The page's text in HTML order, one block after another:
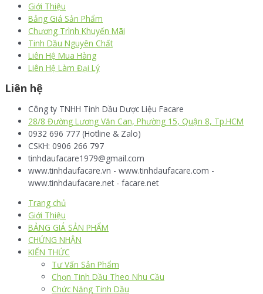
Giới Thiệu
Bảng Giá Sản Phẩm
Chương Trình Khuyến Mãi
Tinh Dầu Nguyên Chất
Liên Hệ Mua Hàng
Liên Hệ Làm Đại Lý
Liên hệ
Công ty TNHH Tinh Dầu Dược Liệu Facare
28/8 Đường Lương Văn Can, Phường 15, Quận 8, Tp.HCM
0932 696 777 (Hotline & Zalo)
CSKH: 0906 266 797
tinhdaufacare1979@gmail.com
www.tinhdaufacare.vn - www.tinhdaufacare.com -
www.tinhdaufacare.net - facare.net
Trang chủ
Giới Thiệu
BẢNG GIÁ SẢN PHẨM
CHỨNG NHẬN
KIẾN THỨC
Tư Vấn Sản Phẩm
Chọn Tinh Dầu Theo Nhu Cầu
Chức Năng Tinh Dầu